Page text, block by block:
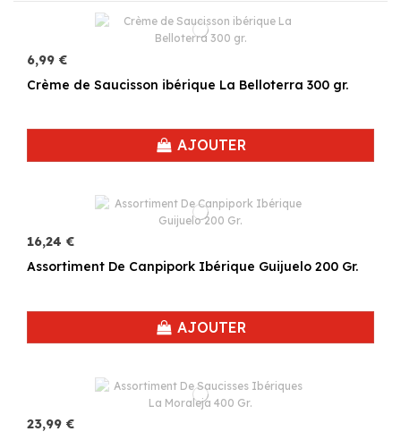
6,99 €
Crème de Saucisson ibérique La Belloterra 300 gr.
AJOUTER
16,24 €
Assortiment De Canpipork Ibérique Guijuelo 200 Gr.
AJOUTER
23,99 €